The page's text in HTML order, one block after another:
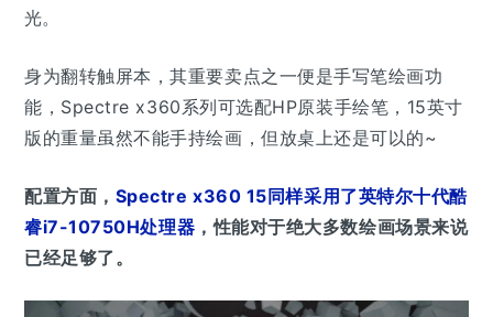
光。
身为翻转触屏本，其重要卖点之一便是手写笔绘画功
能，Spectre x360系列可选配HP原装手绘笔，15英寸
版的重量虽然不能手持绘画，但放桌上还是可以的~
配置方面， Spectre x360 15同样采用了英特尔十代酷
睿i7-10750H处理器 ，性能对于绝大多数绘画场景来说
已经足够了。